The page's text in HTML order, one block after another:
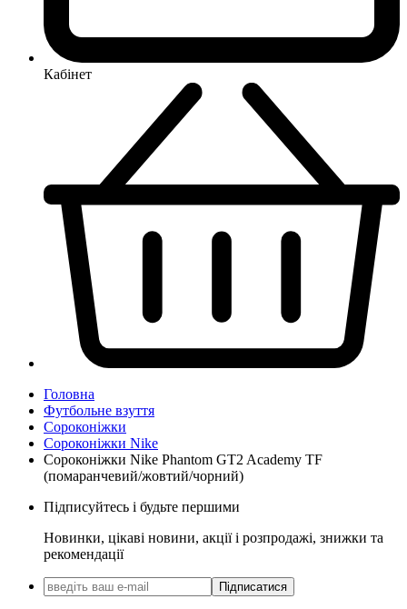
Кабінет
Головна
Футбольне взуття
Сороконіжки
Сороконіжки Nike
Сороконіжки Nike Phantom GT2 Academy TF
(помаранчевий/жовтий/чорний)
Підписуйтесь і будьте першими
Новинки, цікаві новини, акції і розпродажі, знижки та
рекомендації
Підписатися